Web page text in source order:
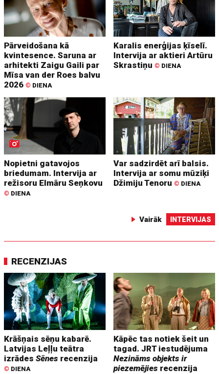
Pārveidošana kā
kvintesence. Saruna ar
arhitekti Zaigu Gaili par
Mīsa van der Roes balvu
2026 © DIENA
Karalis enerģijas ķīselī.
Intervija ar aktieri Artūru
Skrastiņu © DIENA
Nopietni gatavojos
briedumam. Intervija ar
režisoru Elmāru Seņkovu
© DIENA
Var sadzirdēt arī balsis.
Intervija ar somu mūziķi
Džimiju Tenoru © DIENA
Vairāk INTERVIJAS
RECENZIJAS
Krāšņais sēņu kabarē.
Latvijas Leļļu teātra
izrādesSēnes recenzija
© DIENA
Kāpēc tas notiek šeit un
tagad. JRT iestudējuma
Nezināms objekts ir
piezemējies recenzija